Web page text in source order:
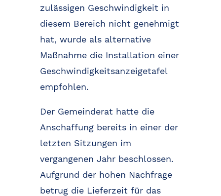
zulässigen Geschwindigkeit in
diesem Bereich nicht genehmigt
hat, wurde als alternative
Maßnahme die Installation einer
Geschwindigkeitsanzeigetafel
empfohlen.
Der Gemeinderat hatte die
Anschaffung bereits in einer der
letzten Sitzungen im
vergangenen Jahr beschlossen.
Aufgrund der hohen Nachfrage
betrug die Lieferzeit für das